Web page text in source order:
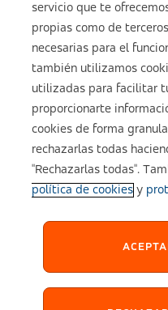
Sobre ASISA
Política de cookies
Configuración de
Política de Privacidad
Accesibilidad
servicio que te
propias como de
necesarias para el
también utilizamos
utilizadas para facilitar
proporcionarte
cookies de forma
rechazarlas todas
"Rechazarlas todas".
política de cookiesy